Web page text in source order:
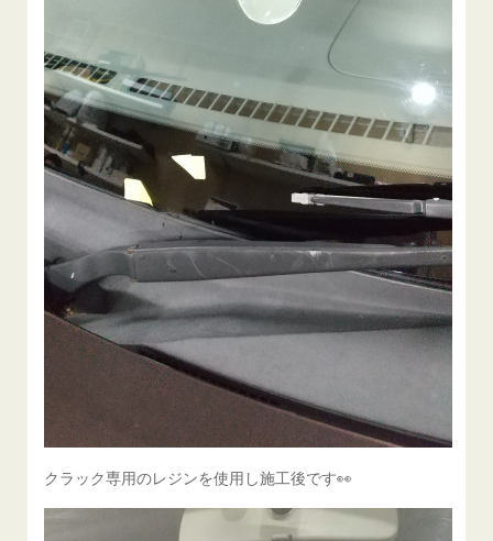
クラック専用のレジンを使用し施工後です👀